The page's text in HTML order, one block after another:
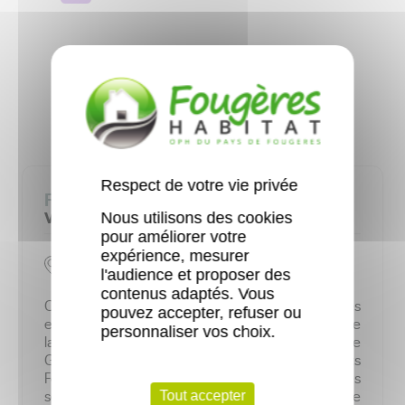
Ce logement m’intéresse
Fougères COTTERETS FORET
Voir le lieu
BAT.J- 2 A 14 ST LO • Fougères
Cotterêts-Forêt est un quartier de Fougères
entièrement rénové en 2015, situé à proximité de
la forêt de Fougères et d’un étang, du collège
Gandhi, des commerces… Les 420 logements
Fougères Habitat se situent dans des immeubles
sécurisés, répartis du rez-de-chaussée au 4
ème
Respect de votre vie privée
Nous utilisons des cookies
pour améliorer votre
expérience, mesurer
l'audience et proposer des
contenus adaptés. Vous
pouvez accepter, refuser ou
personnaliser vos choix.
Tout accepter